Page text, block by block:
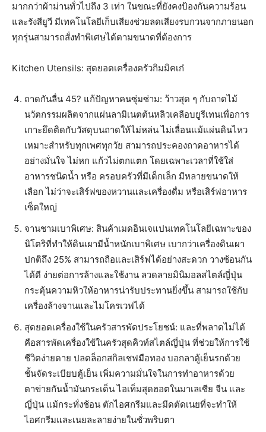
มากกว่าผ้าม่านทั่วไปถึง 3 เท่า ในขณะที่ยังคงป้องกันความร้อน
และรังสียูวี มีเทคโนโลยีเก็บเสียงช่วยลดเสียงรบกวนจากภายนอก
ทุกรุ่นสามารถสั่งทำพิเศษได้ตามขนาดที่ต้องการ
Kitchen Utensils: สุดยอดเครื่องครัวกิมมิคเก๋
ถาดกันลื่น 45? แก้ปัญหาคนซุ่มซ่าม: ว้าวสุด ๆ กับถาดไม้
นวัตกรรมผลิตจากแผ่นลามิเนตต้นหลิวเคลือบยูรีเทนเพื่อการ
เกาะยึดติดกับวัสดุบนถาดให้ไม่หล่น ไม่เลื่อนแม้แผ่นดินไหว
เหมาะสำหรับทุกเพศทุกวัย สามารถประคองถาดอาหารได้
อย่างมั่นใจ ไม่หก แก้วไม่ตกแตก โดยเฉพาะเวลาที่ใช้ใส่
อาหารชนิดน้ำ หรือ ครอบครัวที่มีเด็กเล็ก มีหลายขนาดให้
เลือก ไม่ว่าจะเสิร์ฟของหวานและเครื่องดื่ม หรือเสิร์ฟอาหาร
เซ็ตใหญ่
จานชามเบาพิเศษ: สินค้าเมดอินเจแปนเทคโนโลยีเฉพาะของ
นิโตริที่ทำให้ดินเผามีน้ำหนักเบาพิเศษ เบากว่าเครื่องดินเผา
ปกติถึง 25% สามารถถือและเสิร์ฟได้อย่างสะดวก วางซ้อนกัน
ได้ดี ง่ายต่อการล้างและใช้งาน ลวดลายมินิมอลสไตล์ญี่ปุ่น
กระตุ้นความหิวให้อาหารน่ารับประทานยิ่งขึ้น สามารถใช้กับ
เครื่องล้างจานและไมโครเวฟได้
สุดยอดเครื่องใช้ในครัวสารพัดประโยชน์: และที่พลาดไม่ได้
คือสารพัดเครื่องใช้ในครัวสุดคิวท์สไตล์ญี่ปุ่น ที่ช่วยให้การใช้
ชีวิตง่ายดาย ปลดล็อกสกิลเชฟมือทอง บอกลาตู้เย็นรกด้วย
ชั้นจัดระเบียบตู้เย็น เพิ่มความมั่นใจในการทำอาหารด้วย
ตาข่ายกันน้ำมันกระเด็น ไอเท็มสุดฮอตในมาเลเซีย จีน และ
ญี่ปุ่น แม้กระทั่งช้อน ตักไอศกรีมและมีดตัดเนยที่จะทำให้
ไอศกรีมและเนยละลายง่ายในชั่วพริบตา